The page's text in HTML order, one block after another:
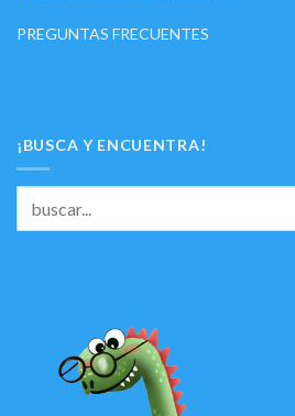
PREGUNTAS FRECUENTES
¡BUSCA Y ENCUENTRA!